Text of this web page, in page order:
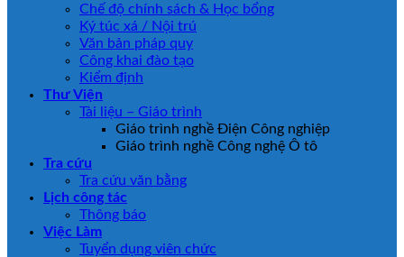
Chế độ chính sách & Học bổng
Ký túc xá / Nội trú
Văn bản pháp quy
Công khai đào tạo
Kiểm định
Thư Viện
Tài liệu – Giáo trình
Giáo trình nghề Điện Công nghiệp
Giáo trình nghề Công nghệ Ô tô
Tra cứu
Tra cứu văn bằng
Lịch công tác
Thông báo
Việc Làm
Tuyển dụng viên chức